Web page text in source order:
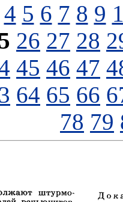
4 5 6 7 8 9
26 27 28
45 46 47
64 65 66
78 79